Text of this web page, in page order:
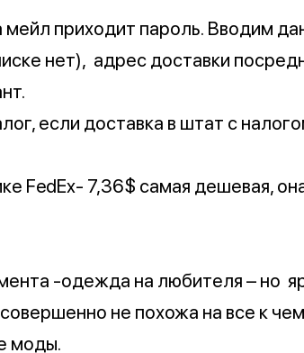
мейл приходит пароль. Вводим
нет), адрес доставки
если доставка в штат с
FedEx- 7,36$ самая дешевая,
-одежда на любителя – но
не похожа на все к
моды.